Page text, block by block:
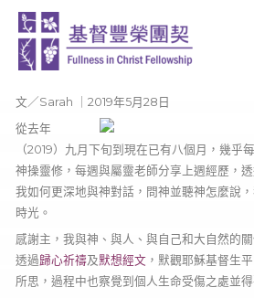
Skip
content
文／Sarah ｜2019年5月28日
從去年
（2019）九月下旬到現在已有八個月，幾乎
神操靈修，每週與屬靈老師分享上週經歷，
我如何更深地與神對話，問神並聽神怎麼說
時光。
感謝主，我與神、與人、與自己和大自然的
透過歸心祈禱及默想經文，默觀耶穌基督生
所思，過程中也察覺到個人生命受傷之處並得